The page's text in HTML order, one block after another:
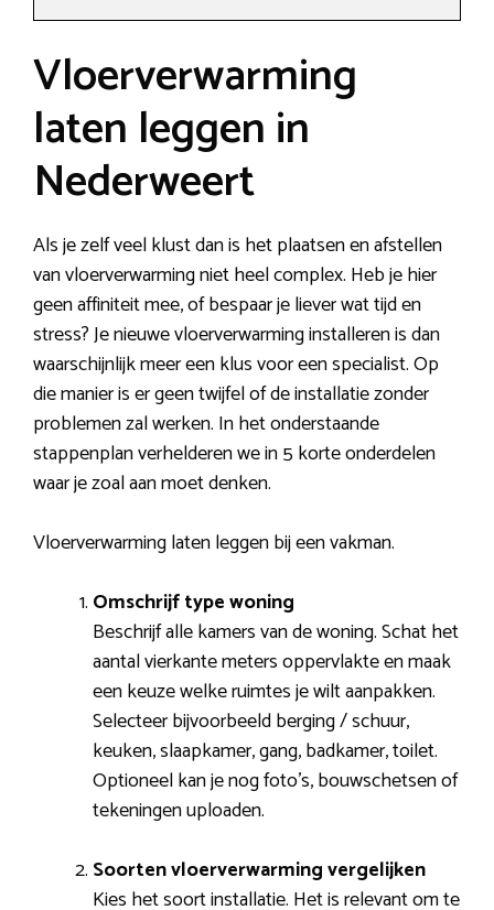
Vloerverwarming
laten leggen in
Nederweert
Als je zelf veel klust dan is het plaatsen en afstellen
van vloerverwarming niet heel complex. Heb je hier
geen affiniteit mee, of bespaar je liever wat tijd en
stress? Je nieuwe vloerverwarming installeren is dan
waarschijnlijk meer een klus voor een specialist. Op
die manier is er geen twijfel of de installatie zonder
problemen zal werken. In het onderstaande
stappenplan verhelderen we in 5 korte onderdelen
waar je zoal aan moet denken.
Vloerverwarming laten leggen bij een vakman.
Omschrijf type woning
Beschrijf alle kamers van de woning. Schat het
aantal vierkante meters oppervlakte en maak
een keuze welke ruimtes je wilt aanpakken.
Selecteer bijvoorbeeld berging / schuur,
keuken, slaapkamer, gang, badkamer, toilet.
Optioneel kan je nog foto’s, bouwschetsen of
tekeningen uploaden.
Soorten vloerverwarming vergelijken
Kies het soort installatie. Het is relevant om te